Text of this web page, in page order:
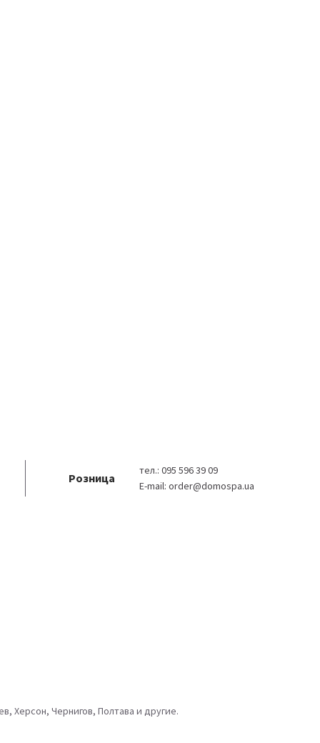
Розница
тел.: 095 596 39 09
E-mail: order@domospa.ua
Херсон, Чернигов, Полтава и другие.